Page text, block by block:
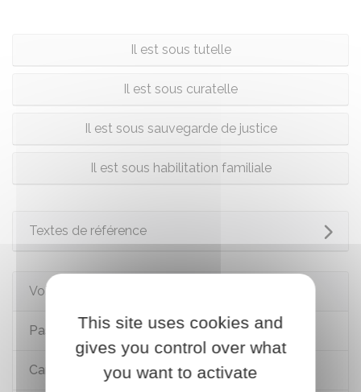
Il est sous tutelle
Il est sous curatelle
Il est sous sauvegarde de justice
Il est sous habilitation familiale
Textes de référence
Voir aussi
Passeport
Carte d'identité
This site uses cookies and
gives you control over what
you want to activate